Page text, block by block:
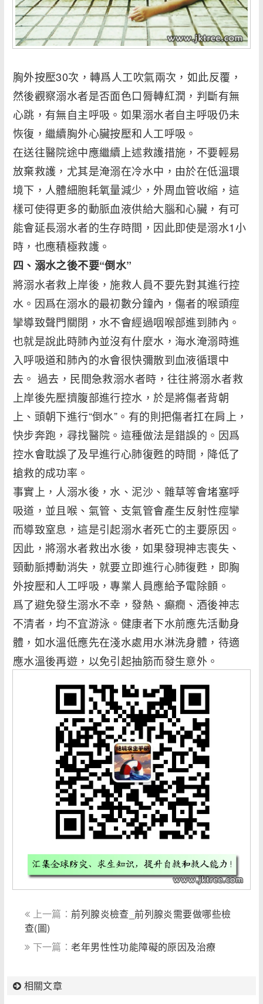
胸外按壓30次，轉爲人工吹氣兩次，如此反覆，
然後觀察溺水者是否面色口脣轉紅潤，判斷有無
心跳，有無自主呼吸。如果溺水者自主呼吸仍未
恢復，繼續胸外心臟按壓和人工呼吸。
在送往醫院途中應繼續上述救護措施，不要輕易
放棄救護，尤其是淹溺在冷水中，由於在低溫環
境下，人體細胞耗氧量減少，外周血管收縮，這
樣可使得更多的動脈血液供給大腦和心臟，有可
能會延長溺水者的生存時間，因此即使是溺水1小
時，也應積極救護。
四、溺水之後不要“倒水”
將溺水者救上岸後，施救人員不要先對其進行控
水。因爲在溺水的最初數分鐘內，傷者的喉頭痙
攣導致聲門關閉，水不會經過咽喉部進到肺內。
也就是說此時肺內並沒有什麼水，海水淹溺時進
入呼吸道和肺內的水會很快彌散到血液循環中
去。 過去，民間急救溺水者時，往往將溺水者救
上岸後先壓擠腹部進行控水，於是將傷者背朝
上、頭朝下進行“倒水”。有的則把傷者扛在肩上，
快步奔跑，尋找醫院。這種做法是錯誤的。因爲
控水會耽誤了及早進行心肺復甦的時間，降低了
搶救的成功率。
事實上，人溺水後，水、泥沙、雜草等會堵塞呼
吸道，並且喉、氣管、支氣管會產生反射性痙攣
而導致窒息，這是引起溺水者死亡的主要原因。
因此，將溺水者救出水後，如果發現神志喪失、
頸動脈搏動消失，就要立即進行心肺復甦，即胸
外按壓和人工呼吸，專業人員應給予電除顫。
爲了避免發生溺水不幸，發熱、癲癇、酒後神志
不清者，均不宜游泳。健康者下水前應先活動身
體，如水溫低應先在淺水處用水淋洗身體，待適
應水溫後再遊，以免引起抽筋而發生意外。
上一篇：前列腺炎檢查_前列腺炎需要做哪些檢
查(圖)
下一篇：老年男性性功能障礙的原因及治療
相關文章